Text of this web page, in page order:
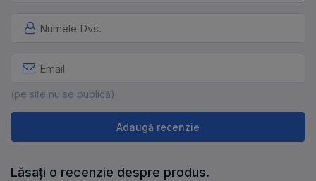
(pe site nu se publică)
Adaugă recenzie
Lăsați o recenzie despre produs.